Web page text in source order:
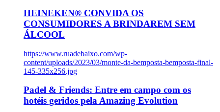
HEINEKEN® CONVIDA OS
CONSUMIDORES A BRINDAREM SEM
ÁLCOOL
https://www.ruadebaixo.com/wp-
content/uploads/2023/03/monte-da-bemposta-bemposta-final-
145-335x256.jpg
Padel & Friends: Entre em campo com os
hotéis geridos pela Amazing Evolution